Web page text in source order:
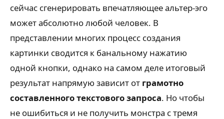
сейчас сгенерировать впечатляющее альтер-эго
может абсолютно любой человек. В
представлении многих процесс создания
картинки сводится к банальному нажатию
одной кнопки, однако на самом деле итоговый
результат напрямую зависит от грамотно
составленного текстового запроса. Но чтобы
не ошибиться и не получить монстра с тремя